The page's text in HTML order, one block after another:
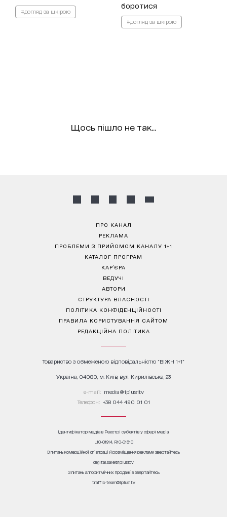
#догляд за шкірою
боротися
#догляд за шкірою
Щось пішло не так...
ПРО КАНАЛ
РЕКЛАМА
ПРОБЛЕМИ З ПРИЙОМОМ КАНАЛУ 1+1
КАТАЛОГ ПРОГРАМ
КАР’ЄРА
ВЕДУЧІ
АВТОРИ
СТРУКТУРА ВЛАСНОСТІ
ПОЛІТИКА КОНФІДЕНЦІЙНОСТІ
ПРАВИЛА КОРИСТУВАННЯ САЙТОМ
РЕДАКЦІЙНА ПОЛІТИКА
Товариство з обмеженою відповідальністю "ВІЖН 1+1"
Україна, 04080, м. Київ, вул. Кирилівська, 23
е-mail: media@1plus1.tv
Телефон: +38 044 490 01 01
Ідентифікатор медіа в Реєстрі суб’єктів у сфері медіа:
L10-01914, R10-01810
З питань комерційної співпраці й розміщення реклами звертайтесь
digital.sale@1plus1.tv
З питань алгоритмічних продажів звертайтесь
traffic-team@1plus1.tv